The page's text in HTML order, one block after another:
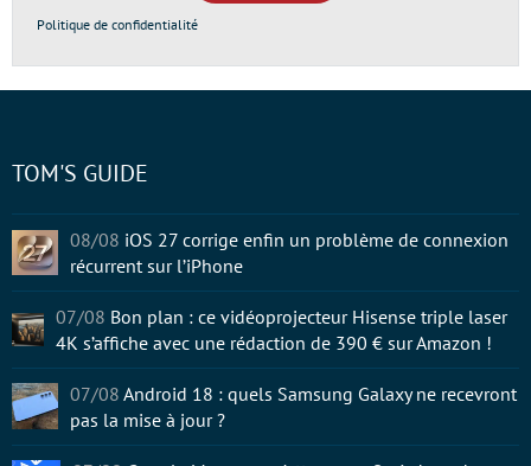
Politique de confidentialité
TOM'S GUIDE
08/08 iOS 27 corrige enfin un problème de connexion
récurrent sur l’iPhone
07/08 Bon plan : ce vidéoprojecteur Hisense triple laser
4K s’affiche avec une rédaction de 390 € sur Amazon !
07/08 Android 18 : quels Samsung Galaxy ne recevront
pas la mise à jour ?